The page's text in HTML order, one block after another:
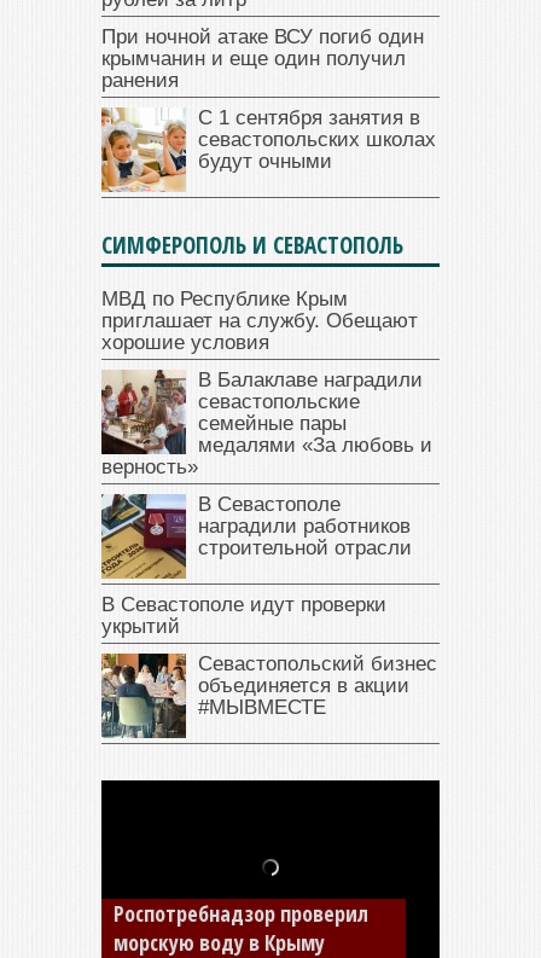
При ночной атаке ВСУ погиб один
крымчанин и еще один получил
ранения
С 1 сентября занятия в
севастопольских школах
будут очными
СИМФЕРОПОЛЬ И СЕВАСТОПОЛЬ
МВД по Республике Крым
приглашает на службу. Обещают
хорошие условия
В Балаклаве наградили
севастопольские
семейные пары
медалями «За любовь и
верность»
В Севастополе
наградили работников
строительной отрасли
В Севастополе идут проверки
укрытий
Севастопольский бизнес
объединяется в акции
#МЫВМЕСТЕ
В Крыму у жителя Саки
изъяли автомобиль —
накопил долги по штрафам
ГИБДД